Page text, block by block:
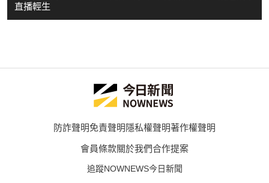
直播輕生
防詐聲明免責聲明隱私權聲明著作權聲明
會員條款關於我們合作提案
追蹤NOWNEWS今日新聞